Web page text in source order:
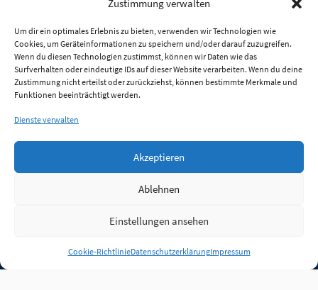
Zustimmung verwalten
Um dir ein optimales Erlebnis zu bieten, verwenden wir Technologien wie
Cookies, um Geräteinformationen zu speichern und/oder darauf zuzugreifen.
Wenn du diesen Technologien zustimmst, können wir Daten wie das
Surfverhalten oder eindeutige IDs auf dieser Website verarbeiten. Wenn du deine
Zustimmung nicht erteilst oder zurückziehst, können bestimmte Merkmale und
Funktionen beeinträchtigt werden.
Dienste verwalten
Akzeptieren
Ablehnen
Einstellungen ansehen
Cookie-RichtlinieDatenschutzerklärungImpressum
Anmelden
Jobs Partner FAQ Quellen